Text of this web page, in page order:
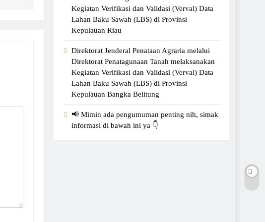
Kegiatan Verifikasi dan Validasi (Verval) Data
Lahan Baku Sawah (LBS) di Provinsi
Kepulauan Riau
Direktorat Jenderal Penataan Agraria melalui
Direktorat Penatagunaan Tanah melaksanakan
Kegiatan Verifikasi dan Validasi (Verval) Data
Lahan Baku Sawah (LBS) di Provinsi
Kepulauan Bangka Belitung
📢 Mimin ada pengumuman penting nih, simak
informasi di bawah ini ya 👇